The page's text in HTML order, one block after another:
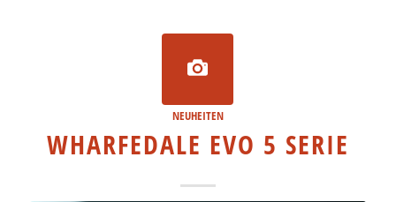
NEUHEITEN
WHARFEDALE EVO 5 SERIE